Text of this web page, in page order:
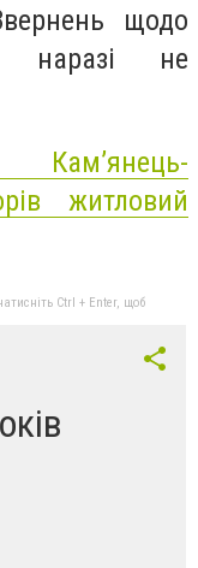
щодо
наразі не
Кам’янець-
житловий
Ctrl + Enter, щоб